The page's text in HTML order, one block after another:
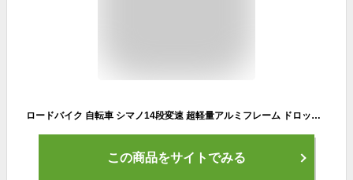
ロードバイク 自転車 シマノ14段変速 超軽量アルミフレーム ドロップハンドル 補助ブレーキ搭載 700×25c 前後キャリパーブレーキ スポーツバイク 街乗り 通勤 通学 ブラック
この商品をサイトでみる